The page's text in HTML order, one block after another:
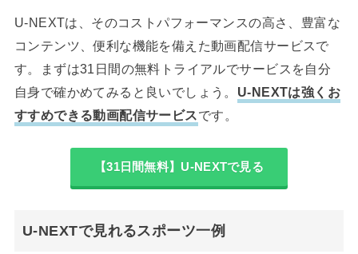
U-NEXTは、そのコストパフォーマンスの高さ、豊富な
コンテンツ、便利な機能を備えた動画配信サービスで
す。まずは31日間の無料トライアルでサービスを自分
自身で確かめてみると良いでしょう。 U-NEXTは強くお
すすめできる動画配信サービスです。
【31日間無料】U-NEXTで見る
U-NEXTで見れるスポーツ一例